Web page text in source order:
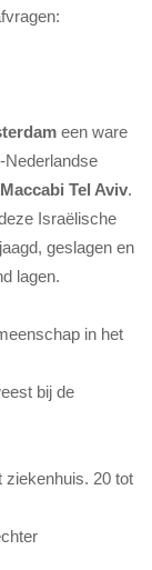
een ware
Nederlandse
Maccabi Tel Aviv.
Israëlische
geslagen en
lagen.
in het
bij de
ziekenhuis. 20 tot